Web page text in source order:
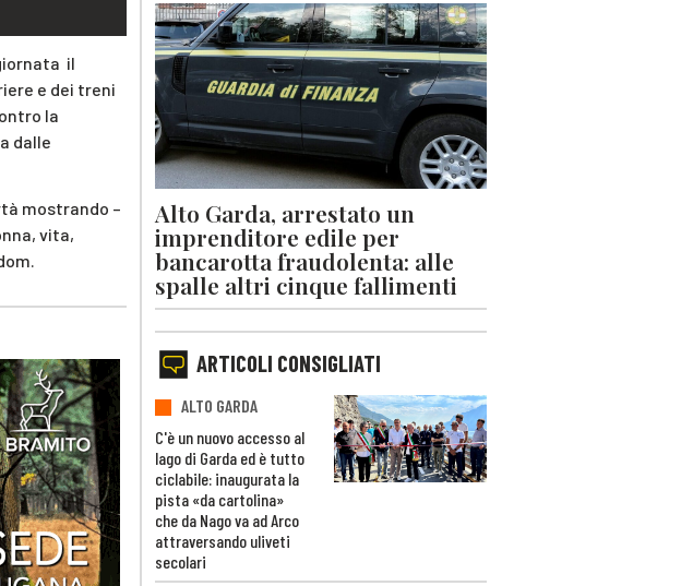
il
e dei treni
la
dalle
mostrando –
vita,
Alto Garda, arrestato un
imprenditore edile per
bancarotta fraudolenta: alle
spalle altri cinque fallimenti
ARTICOLI CONSIGLIATI
ALTO GARDA
C'è un nuovo accesso al
lago di Garda ed è tutto
ciclabile: inaugurata la
pista «da cartolina»
che da Nago va ad Arco
attraversando uliveti
secolari